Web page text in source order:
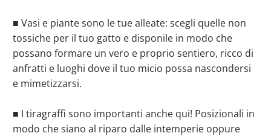
■ Vasi e piante sono le tue alleate: scegli quelle non
tossiche per il tuo gatto e disponile in modo che
possano formare un vero e proprio sentiero, ricco di
anfratti e luoghi dove il tuo micio possa nascondersi
e mimetizzarsi.⠀
■ I tiragraffi sono importanti anche qui! Posizionali in
modo che siano al riparo dalle intemperie oppure